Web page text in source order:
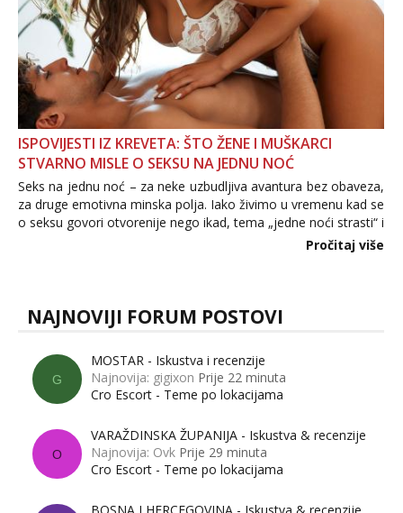
ISPOVIJESTI IZ KREVETA: ŠTO ŽENE I MUŠKARCI
STVARNO MISLE O SEKSU NA JEDNU NOĆ
Seks na jednu noć – za neke uzbudljiva avantura bez obaveza,
za druge emotivna minska polja. Iako živimo u vremenu kad se
o seksu govori otvorenije nego ikad, tema „jedne noći strasti“ i
dalje izaziva burne rasprave. Što zapravo misle žene, a što
Pročitaj više
NAJNOVIJI FORUM POSTOVI
G
MOSTAR - Iskustva i recenzije
Najnovija: gigixon Prije 22 minuta
Cro Escort - Teme po lokacijama
O
VARAŽDINSKA ŽUPANIJA - Iskustva & recenzije
Najnovija: Ovk Prije 29 minuta
Cro Escort - Teme po lokacijama